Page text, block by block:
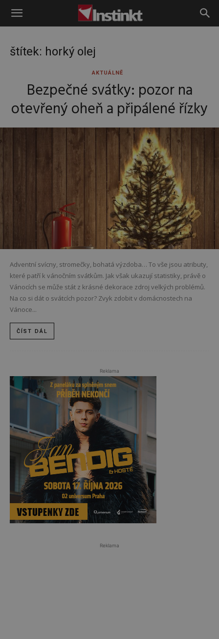
Instinkt
štítek: horký olej
AKTUÁLNĚ
Bezpečné svátky: pozor na
otevřený oheň a připálené řízky
Adventní svícny, stromečky, bohatá výzdoba… To vše jsou atributy,
které patří k vánočním svátkům. Jak však ukazují statistiky, právě o
Vánocích se může stát z krásné dekorace zdroj velkých problémů.
Na co si dát o svátcích pozor? Zvyk zdobit v domácnostech na
Vánoce...
ČÍST DÁL
Reklama
Reklama